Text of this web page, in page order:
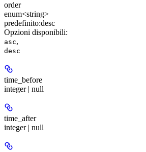
order
enum<string>
predefinito:desc
Opzioni disponibili:
asc,
desc
time_before
integer | null
time_after
integer | null